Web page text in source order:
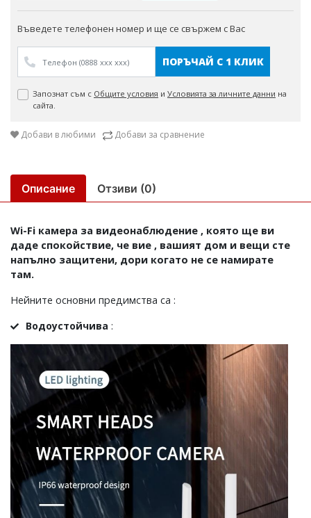
Въведете телефонен номер и ще се свържем с Вас
ПОРЪЧАЙ С 1 КЛИК
Запознат съм с Общите условия и Условията за личните данни на
сайта.
Добави в любими Добави за сравнение
Описание Отзиви (0)
Wi-Fi камера за видеонаблюдение , която ще ви
даде спокойствие, че вие , вашият дом и вещи сте
напълно защитени, дори когато не се намирате
там.
Нейните основни предимства са :
Водоустойчива :